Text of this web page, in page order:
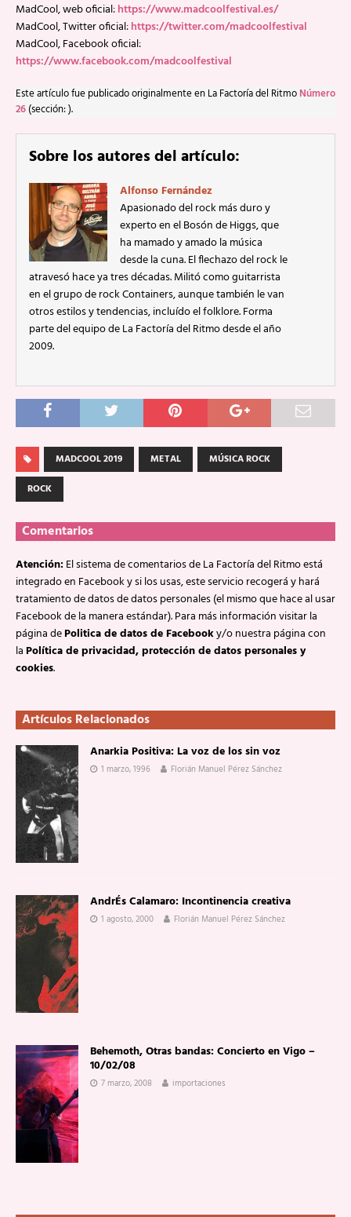
MadCool, web oficial:https://www.madcoolfestival.es/
MadCool, Twitter oficial:https://twitter.com/madcoolfestival
MadCool, Facebook oficial:
https://www.facebook.com/madcoolfestival
Este artículo fue publicado originalmente en La Factoría del Ritmo Número
26 (sección: ).
Sobre los autores del artículo:
Alfonso Fernández
Apasionado del rock más duro y
experto en el Bosón de Higgs, que
ha mamado y amado la música
desde la cuna. El flechazo del rock le
atravesó hace ya tres décadas. Militó como guitarrista
en el grupo de rock Containers, aunque también le van
otros estilos y tendencias, incluído el folklore. Forma
parte del equipo de La Factoría del Ritmo desde el año
2009.
MADCOOL 2019 METAL
MÚSICA ROCK
ROCK
Comentarios
Atención:El sistema de comentarios de La Factoría del Ritmo está
integrado en Facebook y si los usas, este servicio recogerá y hará
tratamiento de datos de datos personales (el mismo que hace al usar
Facebook de la manera estándar). Para más información visitar la
página dePolitica de datos de Facebooky/o nuestra página con
laPolítica de privacidad, protección de datos personales y
cookies.
Artículos Relacionados
Anarkia Positiva: La voz de los sin voz
1 marzo, 1996 Florián Manuel Pérez Sánchez
AndrÉs Calamaro: Incontinencia creativa
1 agosto, 2000 Florián Manuel Pérez Sánchez
Behemoth, Otras bandas: Concierto en Vigo –
10/02/08
7 marzo, 2008 importaciones